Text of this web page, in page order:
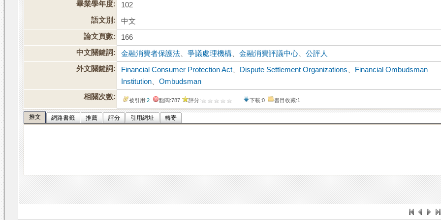
畢業學年度:
102
語文別:
中文
論文頁數:
166
中文關鍵詞:
金融消費者保護法 、爭議處理機構 、金融消費評議中心 、公評人
外文關鍵詞:
Financial Consumer Protection Act Dispute Settlement Organizations
Financial Ombudsman
Institution 、Ombudsman
相關次數:
被引用:2 點閱:787 評分: 下載:0 書目收藏:1
推文 網路書籤 推薦 評分 引用網址 轉寄